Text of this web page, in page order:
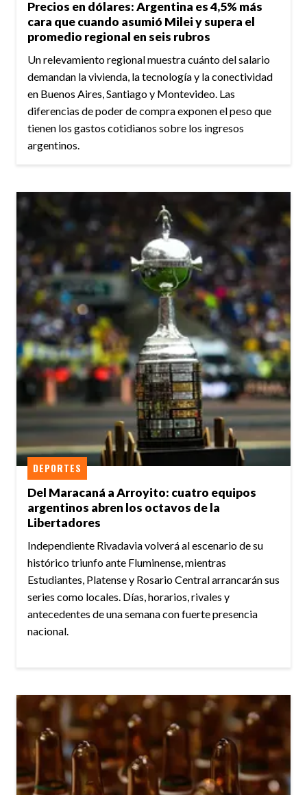
Precios en dólares: Argentina es 4,5% más
cara que cuando asumió Milei y supera el
promedio regional en seis rubros
Un relevamiento regional muestra cuánto del salario
demandan la vivienda, la tecnología y la conectividad
en Buenos Aires, Santiago y Montevideo. Las
diferencias de poder de compra exponen el peso que
tienen los gastos cotidianos sobre los ingresos
argentinos.
Del Maracaná a Arroyito: cuatro equipos
argentinos abren los octavos de la
Libertadores
DEPORTES
Independiente Rivadavia volverá al escenario de su
histórico triunfo ante Fluminense, mientras
Estudiantes, Platense y Rosario Central arrancarán sus
series como locales. Días, horarios, rivales y
antecedentes de una semana con fuerte presencia
nacional.